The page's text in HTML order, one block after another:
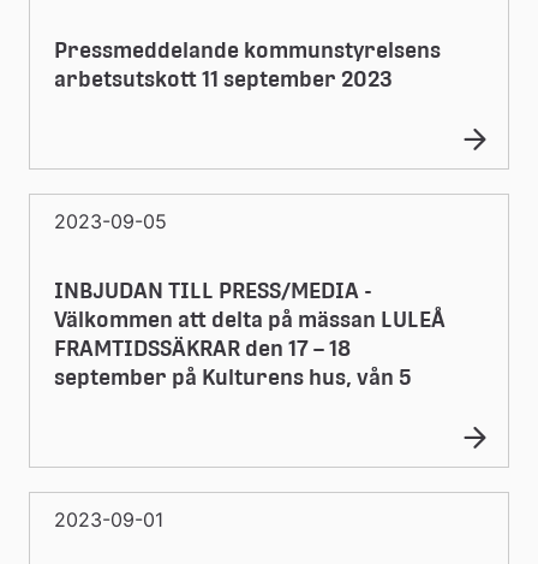
Pressmeddelande kommunstyrelsens
arbetsutskott 11 september 2023
2023-09-05
INBJUDAN TILL PRESS/MEDIA -
Välkommen att delta på mässan LULEÅ
FRAMTIDSSÄKRAR den 17 – 18
september på Kulturens hus, vån 5
2023-09-01